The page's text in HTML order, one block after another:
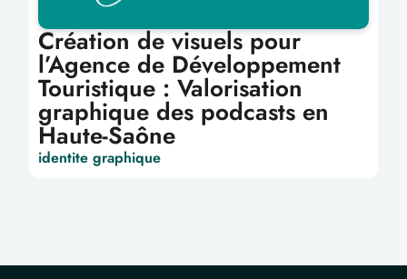
Création de visuels pour
l’Agence de Développement
Touristique : Valorisation
graphique des podcasts en
Haute-Saône
identite graphique